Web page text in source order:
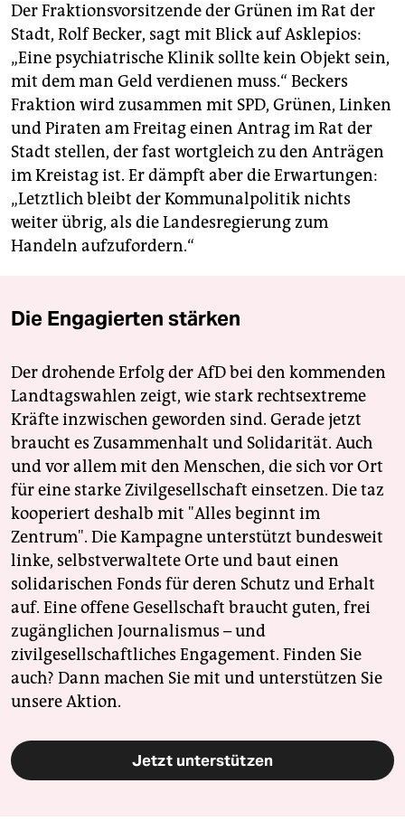
Der Fraktionsvorsitzende der Grünen im Rat der
Stadt, Rolf Becker, sagt mit Blick auf Asklepios:
„Eine psychiatrische Klinik sollte kein Objekt sein,
mit dem man Geld verdienen muss.“ Beckers
Fraktion wird zusammen mit SPD, Grünen, Linken
und Piraten am Freitag einen Antrag im Rat der
Stadt stellen, der fast wortgleich zu den Anträgen
im Kreistag ist. Er dämpft aber die Erwartungen:
„Letztlich bleibt der Kommunalpolitik nichts
weiter übrig, als die Landesregierung zum
Handeln aufzufordern.“
Die Engagierten stärken
Der drohende Erfolg der AfD bei den kommenden
Landtagswahlen zeigt, wie stark rechtsextreme
Kräfte inzwischen geworden sind. Gerade jetzt
braucht es Zusammenhalt und Solidarität. Auch
und vor allem mit den Menschen, die sich vor Ort
für eine starke Zivilgesellschaft einsetzen. Die taz
kooperiert deshalb mit "Alles beginnt im
Zentrum". Die Kampagne unterstützt bundesweit
linke, selbstverwaltete Orte und baut einen
solidarischen Fonds für deren Schutz und Erhalt
auf. Eine offene Gesellschaft braucht guten, frei
zugänglichen Journalismus – und
zivilgesellschaftliches Engagement. Finden Sie
auch? Dann machen Sie mit und unterstützen Sie
unsere Aktion.
Jetzt unterstützen